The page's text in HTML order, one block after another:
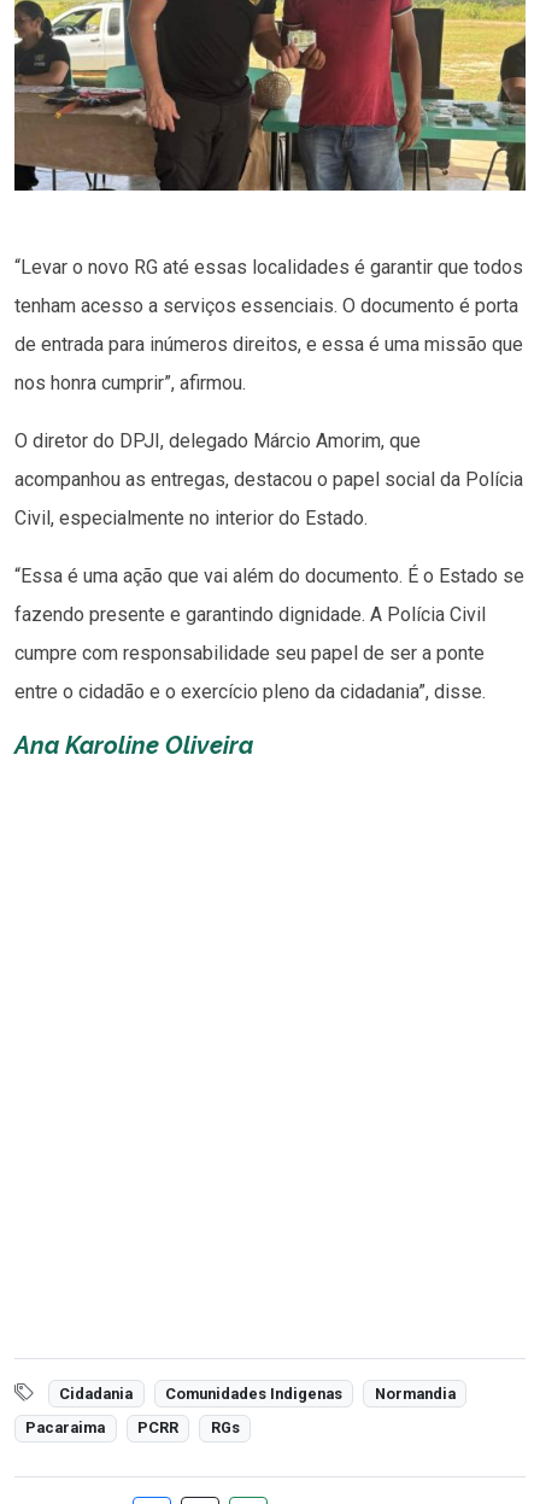
“Levar o novo RG até essas localidades é garantir que todos
tenham acesso a serviços essenciais. O documento é porta
de entrada para inúmeros direitos, e essa é uma missão que
nos honra cumprir”, afirmou.
O diretor do DPJI, delegado Márcio Amorim, que
acompanhou as entregas, destacou o papel social da Polícia
Civil, especialmente no interior do Estado.
“Essa é uma ação que vai além do documento. É o Estado se
fazendo presente e garantindo dignidade. A Polícia Civil
cumpre com responsabilidade seu papel de ser a ponte
entre o cidadão e o exercício pleno da cidadania”, disse.
Ana Karoline Oliveira
Cidadania Comunidades Indigenas
Normandia
Pacaraima
PCRR RGs